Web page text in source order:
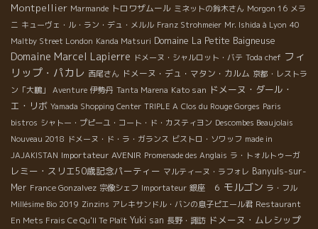
Montpellier Marmande トロワザムール ミネットの鈴木さん Morgon 16 メラ
ニ キューヴェ・ル・ラン・デュ・メルル Franz Strohmeier Mr. Ishida à Lyon 40
Maltby Street London Kanda Matsuri Domaine La Petite Baigneuse
Domaine Marcel Lapierre ドメーヌ・シャルロット・バテ Toda chef フィ
リップ・パカレ 西尾さん ドメーヌ・デュ・マタン・カルム 京都・レストラ
ン「大鵬」
Aventure 伊勢丹 Tanta Marena Kato san ドメーヌ・ダール・
エ・リボ Yamada Shopping Center TRIPLE A Clos du Rouge Gorges Paris
bistros シャトー・プピーユ・コート・ド・カスティヨン Descombes Beaujolais
Nouveau 2018 ドメーヌ・ド・ラ・ガランス ビストロ・ソワッフ made in
JAJAKISTAN Importateur AVENIR Promenade des Anglais ラ・トォルトゥーガ
レミー・スリエ50歳記念パーティー マルティーヌ・ラフォレ Banyuls-sur-
Mer France Gonzalvez 宗像シェフ Importateur 銀座 ６ モルゴン ラ・フル
Millésime Bio 2019 Zinzins アレキサンドル・バンの息子ピエール君 Restaurant
En Mets Frais Ce Qu'Il Te Plaît Yuki san 長野・諏訪 ドメーヌ・ムレシップ